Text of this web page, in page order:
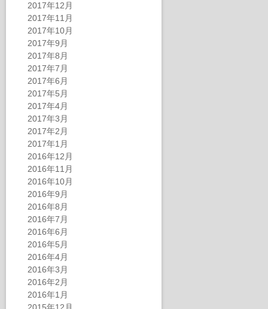
2017年12月
2017年11月
2017年10月
2017年9月
2017年8月
2017年7月
2017年6月
2017年5月
2017年4月
2017年3月
2017年2月
2017年1月
2016年12月
2016年11月
2016年10月
2016年9月
2016年8月
2016年7月
2016年6月
2016年5月
2016年4月
2016年3月
2016年2月
2016年1月